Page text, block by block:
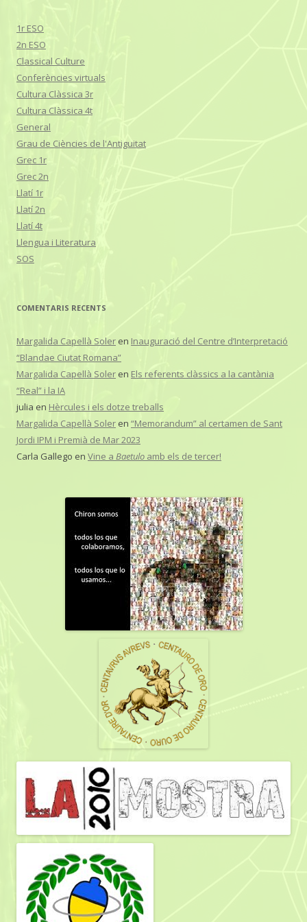
1r ESO
2n ESO
Classical Culture
Conferències virtuals
Cultura Clàssica 3r
Cultura Clàssica 4t
General
Grau de Ciències de l'Antiguitat
Grec 1r
Grec 2n
Llatí 1r
Llatí 2n
Llatí 4t
Llengua i Literatura
SOS
COMENTARIS RECENTS
Margalida Capellà Soler en Inauguració del Centre d’Interpretació
“Blandae Ciutat Romana”
Margalida Capellà Soler en Els referents clàssics a la cantània
“Real” i la IA
julia en Hèrcules i els dotze treballs
Margalida Capellà Soler en “Memorandum” al certamen de Sant
Jordi IPM i Premià de Mar 2023
Carla Gallego en Vine a Baetulo amb els de tercer!